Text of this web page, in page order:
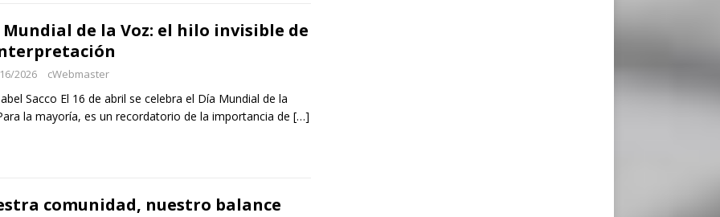
de la Voz: el hilo invisible de
2026 cWebmaster
Sacco El 16 de abril se celebra el Día Mundial de la
la mayoría, es un recordatorio de la importancia de […]
comunidad, nuestro balance